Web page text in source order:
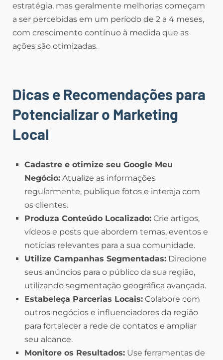
estratégia, mas geralmente melhorias começam
a ser percebidas em um período de 2 a 4 meses,
com crescimento contínuo à medida que as
ações são otimizadas.
Dicas e Recomendações para
Potencializar o Marketing
Local
Cadastre e otimize seu Google Meu
Negócio: Atualize as informações
regularmente, publique fotos e interaja com
os clientes.
Produza Conteúdo Localizado: Crie artigos,
vídeos e posts que abordem temas, eventos e
notícias relevantes para a sua comunidade.
Utilize Campanhas Segmentadas: Direcione
seus anúncios para o público da sua região,
utilizando segmentação geográfica avançada.
Estabeleça Parcerias Locais: Colabore com
outros negócios e influenciadores da região
para fortalecer a rede de contatos e ampliar
seu alcance.
Monitore os Resultados: Use ferramentas de